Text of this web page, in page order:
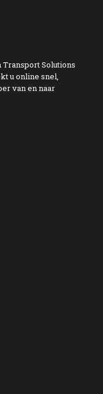
Solutions
u online snel,
van en naar